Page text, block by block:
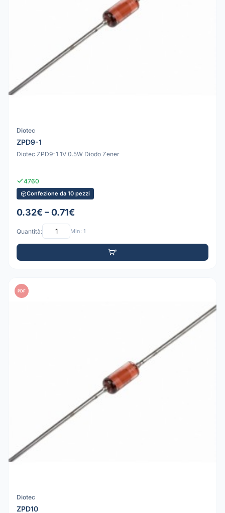
Diotec
ZPD9-1
Diotec ZPD9-1 1V 0.5W Diodo Zener
4760
Confezione da 10 pezzi
0.32€ – 0.71€
Quantità: Min: 1
PDF
Diotec
ZPD10